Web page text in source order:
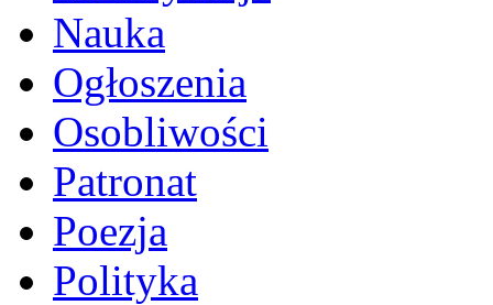
Nauka
Ogłoszenia
Osobliwości
Patronat
Poezja
Polityka